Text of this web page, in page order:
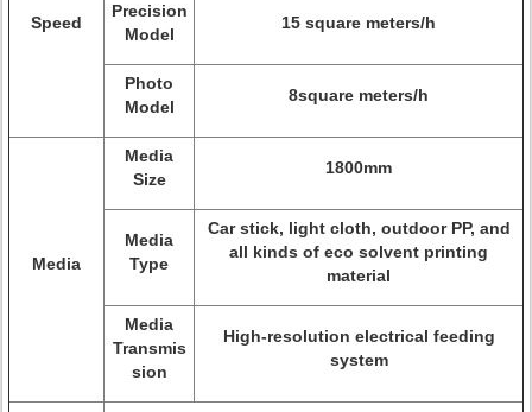
Speed
Precision
Model
15 square meters/h
Photo
Model
8square meters/h
Media
Media
Size
1800mm
Media
Type
Car stick, light cloth, outdoor PP, and
all kinds of eco solvent printing
material
Media
Transmis
sion
High-resolution electrical feeding
system